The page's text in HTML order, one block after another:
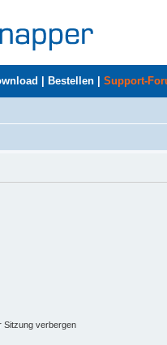
Bestellen Support-
Sitzung verbergen